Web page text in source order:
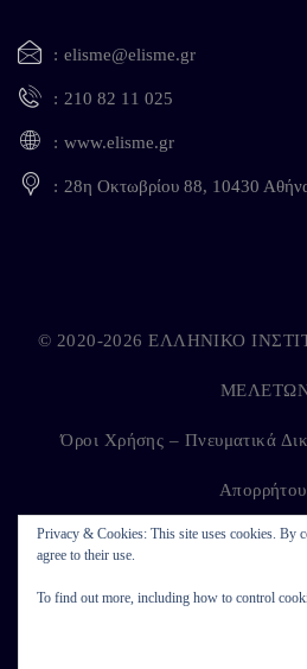
elisme@elisme.gr
210 82 11 025
www.elisme.gr
28η Οκτωβρίου 88, 10430
Privacy & Cookies: This site uses cookies. By
agree to their use.
To find out more, including how to control
© 2020-2026 ΕΛΛΗΝΙΚΟ
Όροι Χρήσης – Πνευματικά
Απορρήτου
Developed by